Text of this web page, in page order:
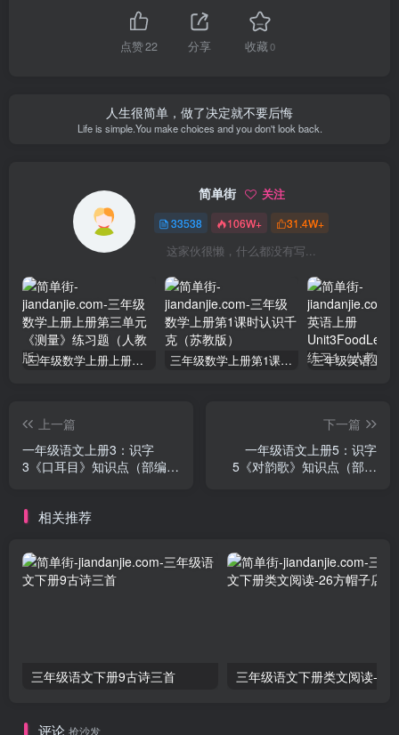
点赞22 分享 收藏0
人生很简单，做了决定就不要后悔
Life is simple.You make choices and you don't look back.
简单街 关注
33538 106W+ 31.4W+
这家伙很懒，什么都没有写...
三年级数学上册上册第三单元《测量》练习题（人教版） 三年级数学上册第1课时认识千克（苏教版）
上一篇
一年级语文上册3：识字
3《口耳目》知识点（部编
下一篇
一年级语文上册5：识字
5《对韵歌》知识点（部编
相关推荐
三年级语文下册9古诗三首
评论 抢沙发